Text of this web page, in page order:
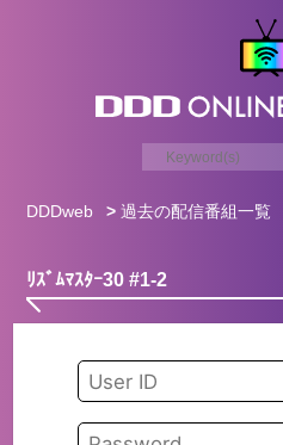
DDDweb >過去の配信番組一覧
ﾘｽﾞﾑﾏｽﾀｰ30 #1-2